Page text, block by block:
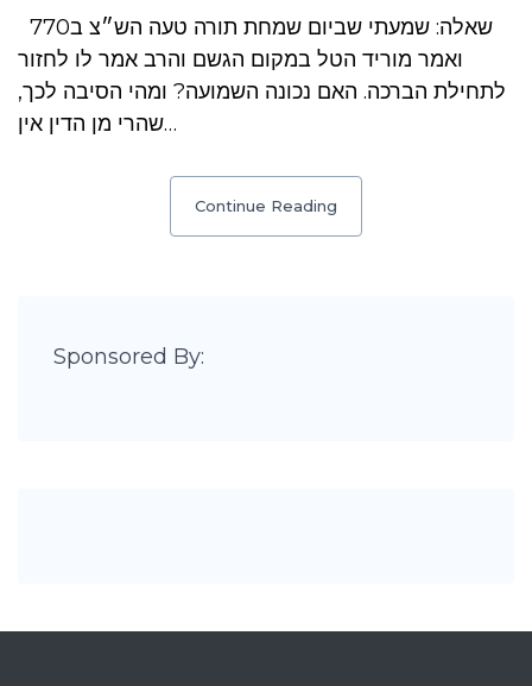
ואמר מוריד הטל במקום הגשם והרב אמר לו לחזור
לתחילת הברכה. האם נכונה השמועה? ומהי הסיבה לכך,
שהרי מן הדין אין…
Continue Reading
Sponsored By: